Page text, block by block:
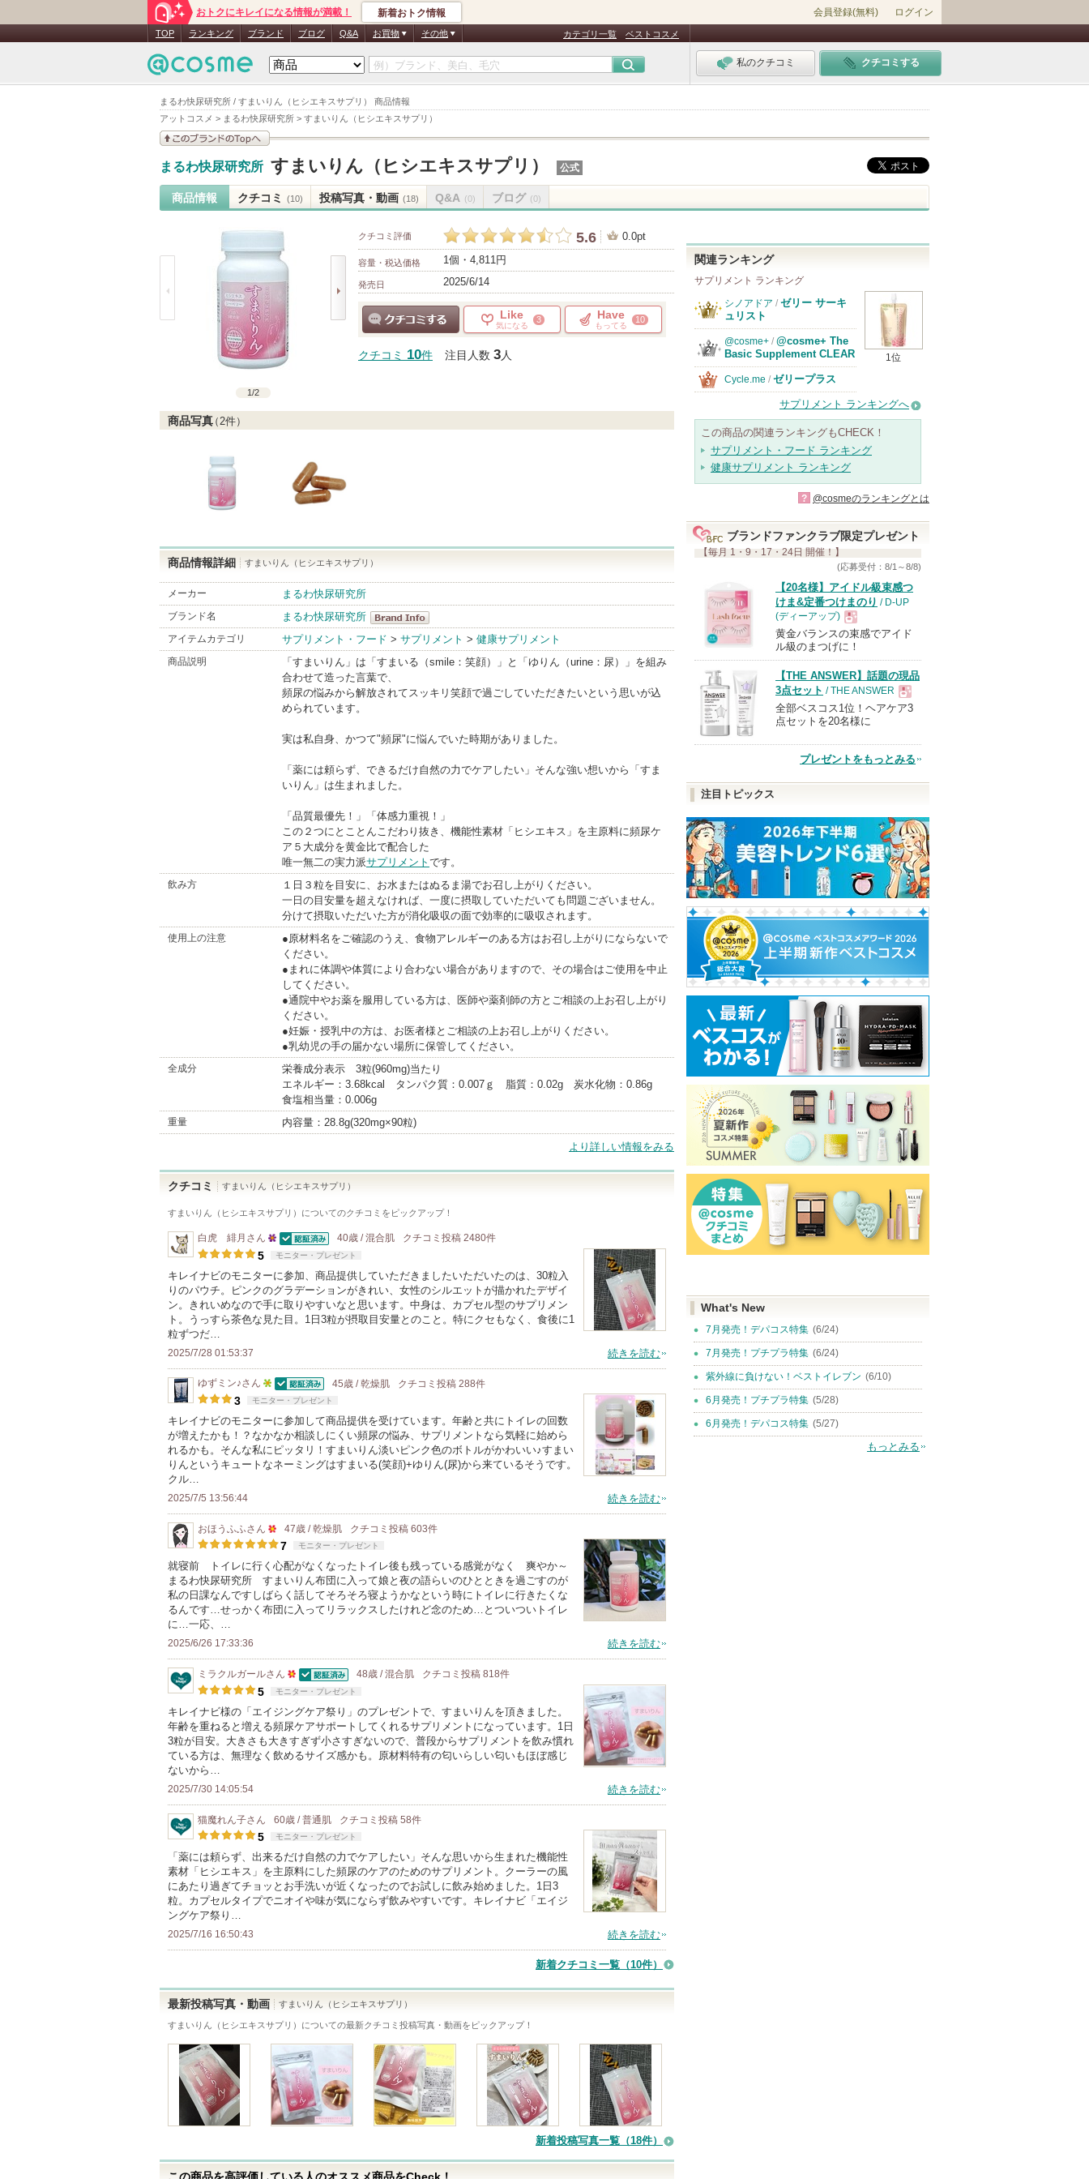
まるわ快尿研究所 / すまいりん（ヒシエキスサプリ） 商品情報
アットコスメ > まるわ快尿研究所 > すまいりん（ヒシエキスサプリ）
おトクにキレイになる情報が満載！ 新着おトク情報 会員登録(無料) ログイン
TOP ランキング ブランド ブログ Q&A お買物 その他 カテゴリ一覧 ベストコスメ
私のクチコミ クチコミする
見る
まるわ快尿研究所 すまいりん（ヒシエキスサプリ） 公式
商品情報 クチコミ (10) 投稿写真・動画 (18) Q&A (0) ブログ (0)
1/2
クチコミ評価 5.6 0.0pt
容量・税込価格 1個・4,811円
発売日 2025/6/14
Like
気になる
3 Have
もってる
10
クチコミ 10件 注目人数 3人
商品写真（2件）
商品情報詳細 すまいりん（ヒシエキスサプリ）
メーカー まるわ快尿研究所
ブランド名
まるわ快尿研究所
まるわ快尿研
究所
BrandInfo
アイテムカテゴリ サプリメント・フード > サプリメント > 健康サプリメント
商品説明
「すまいりん」は「すまいる（smile：笑顔）」と「ゆりん（urine：尿）」を組み
合わせて造った言葉で、
頻尿の悩みから解放されてスッキリ笑顔で過ごしていただきたいという思いが込
められています。
実は私自身、かつて"頻尿"に悩んでいた時期がありました。
「薬には頼らず、できるだけ自然の力でケアしたい」そんな強い想いから「すま
いりん」は生まれました。
「品質最優先！」「体感力重視！」
この２つにとことんこだわり抜き、機能性素材「ヒシエキス」を主原料に頻尿ケ
ア５大成分を黄金比で配合した
唯一無二の実力派サプリメント です。
飲み方
１日３粒を目安に、お水またはぬるま湯でお召し上がりください。
一日の目安量を超えなければ、一度に摂取していただいても問題ございません。
分けて摂取いただいた方が消化吸収の面で効率的に吸収されます。
使用上の注意
●原材料名をご確認のうえ、食物アレルギーのある方はお召し上がりにならないで
ください。
●まれに体調や体質により合わない場合がありますので、その場合はご使用を中止
してください。
●通院中やお薬を服用している方は、医師や薬剤師の方とご相談の上お召し上がり
ください。
●妊娠・授乳中の方は、お医者様とご相談の上お召し上がりください。
●乳幼児の手の届かない場所に保管してください。
全成分
栄養成分表示 3粒(960mg)当たり
エネルギー：3.68kcal タンパク質：0.007ｇ 脂質：0.02g 炭水化物：0.86g
食塩相当量：0.006g
重量
内容量：28.8g(320mg×90粒)
より詳しい情報をみる
クチコミ すまいりん（ヒシエキスサプリ）
すまいりん（ヒシエキスサプリ） についてのクチコミをピックアップ！
白虎 緋月 さん
25
人
以
上
ン
バ
ー
に
お
気
り
登
録
さ
れ
ま
す
認証済
40歳 / 混合肌 クチコミ投稿 2480件
5 モニター・プレゼント
キレイナビのモニターに参加、商品提供していただきましたいただいたのは、30粒入
りのパウチ。ピンクのグラデーションがきれい、女性のシルエットが描かれたデザイ
ン。きれいめなので手に取りやすいなと思います。中身は、カプセル型のサプリメン
ト。うっすら茶色な見た目。1日3粒が摂取目安量とのこと。特にクセもなく、食後に1
粒ずつだ…
2025/7/28 01:53:37 続きを読む
ゆずミン♪さん
5
以
上
ン
バ
ー
に
お
気
り
録
さ
れ
ま
す
認証済
45歳 / 乾燥肌 クチコミ投稿 288件
3 モニター・プレゼント
キレイナビのモニターに参加して商品提供を受けています。年齢と共にトイレの回数
が増えたかも！？なかなか相談しにくい頻尿の悩み、サプリメントなら気軽に始めら
れるかも。そんな私にピッタリ！すまいりん淡いピンク色のボトルがかわいい♪すまい
りんというキュートなネーミングはすまいる(笑顔)+ゆりん(尿)から来ているそうです。
クル…
2025/7/5 13:56:44 続きを読む
おほうふふさん
50
人
以
上
ン
バ
に
お
気
り
登
録
さ
れ
ま
47歳 / 乾燥肌 クチコミ投稿 603件
7 モニター・プレゼント
就寝前 トイレに行く心配がなくなったトイレ後も残っている感覚がなく 爽やか～
まるわ快尿研究所 すまいりん布団に入って娘と夜の語らいのひとときを過ごすのが
私の日課なんですしばらく話してそろそろ寝ようかなという時にトイレに行きたくな
るんです…せっかく布団に入ってリラックスしたけれど念のため…とついついトイレ
に…一応、…
2025/6/26 17:33:36 続きを読む
ミラクルガールさん
50
人
以
上
ン
バ
ー
に
お
気
録
て
い
ま
す
認証済
48歳 / 混合肌 クチコミ投稿 818件
5 モニター・プレゼント
キレイナビ様の「エイジングケア祭り」のプレゼントで、すまいりんを頂きました。
年齢を重ねると増える頻尿ケアサポートしてくれるサプリメントになっています。1日
3粒が目安。大きさも大きすぎず小さすぎないので、普段からサプリメントを飲み慣れ
ている方は、無理なく飲めるサイズ感かも。原材料特有の匂いらしい匂いもほぼ感じ
ないから…
2025/7/30 14:05:54 続きを読む
猫魔れん子さん 60歳 / 普通肌 クチコミ投稿 58件
5 モニター・プレゼント
「薬には頼らず、出来るだけ自然の力でケアしたい」そんな思いから生まれた機能性
素材「ヒシエキス」を主原料にした頻尿のケアのためのサプリメント。クーラーの風
にあたり過ぎてチョッとお手洗いが近くなったのでお試しに飲み始めました。1日3
粒。カプセルタイプでニオイや味が気にならず飲みやすいです。キレイナビ「エイジ
ングケア祭り…
2025/7/16 16:50:43 続きを読む
新着クチコミ一覧 （10件）
最新投稿写真・動画 すまいりん（ヒシエキスサプリ）
すまいりん（ヒシエキスサプリ） についての最新クチコミ投稿写真・動画をピックアップ！
新着投稿写真一覧（18件）
関連ランキング
サプリメント ランキング
1位
シノアドア / ゼリー サーキ
ュリスト
@cosme+ / @cosme+ The
Basic Supplement CLEAR
Cycle.me / ゼリープラス
サプリメント ランキングへ
この商品の関連ランキングもCHECK！
サプリメント・フード ランキング
健康サプリメント ランキング
? @cosmeのランキングとは
ブランドファンクラブ限定プレゼント
【毎月 1・9・17・24日 開催！】
(応募受付：8/1～8/8)
【20名様】アイドル級束感つ
けま&定番つけまのり / D-UP
(ディーアップ)
現
品
黄金バランスの束感でアイド
ル級のまつげに！
【THE ANSWER】話題の現品
3点セット / THE ANSWER
現
品
全部ベスコス1位！ヘアケア3
点セットを20名様に
プレゼントをもっとみる
注目トピックス
What's New
7月発売！デパコス特集 (6/24)
7月発売！プチプラ特集 (6/24)
紫外線に負けない！ベストイレブン (6/10)
6月発売！プチプラ特集 (5/28)
6月発売！デパコス特集 (5/27)
もっとみる